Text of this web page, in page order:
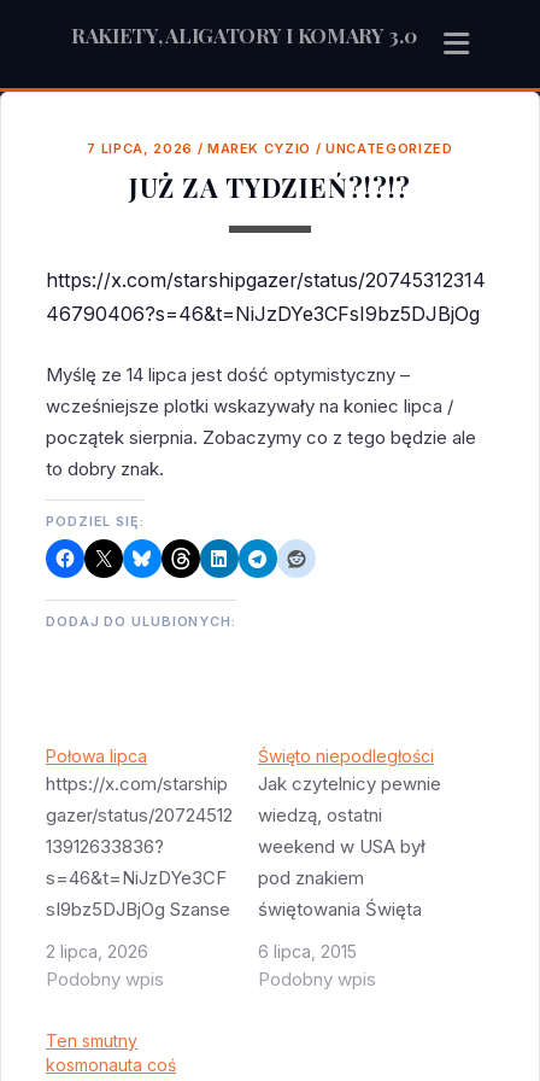
RAKIETY, ALIGATORY I KOMARY 3.0
7 LIPCA, 2026 / MAREK CYZIO /UNCATEGORIZED
JUŻ ZA TYDZIEŃ?!?!?
https://x.com/starshipgazer/status/20745312314
46790406?s=46&t=NiJzDYe3CFsI9bz5DJBjOg
Myślę ze 14 lipca jest dość optymistyczny –
wcześniejsze plotki wskazywały na koniec lipca /
początek sierpnia. Zobaczymy co z tego będzie ale
to dobry znak.
PODZIEL SIĘ:
DODAJ DO ULUBIONYCH:
Połowa lipca
https://x.com/starship
gazer/status/20724512
13912633836?
s=46&t=NiJzDYe3CF
sI9bz5DJBjOg Szanse
na start w połowie
lipca gwałtownie
ten test był w pełni
udany.
2 lipca, 2026
Podobny wpis
Święto niepodległości
Jak czytelnicy pewnie
wiedzą, ostatni
weekend w USA był
pod znakiem
świętowania Święta
Niepodległości. I
tradycyjnym
6 lipca, 2015
Podobny wpis
Ten smutny
kosmonauta coś